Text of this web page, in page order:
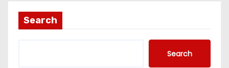
Search
Search